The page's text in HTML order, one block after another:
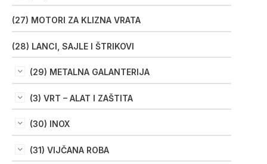
(27) MOTORI ZA KLIZNA VRATA
(28) LANCI, SAJLE I ŠTRIKOVI
(29) METALNA GALANTERIJA
(3) VRT – ALAT I ZAŠTITA
(30) INOX
(31) VIJČANA ROBA